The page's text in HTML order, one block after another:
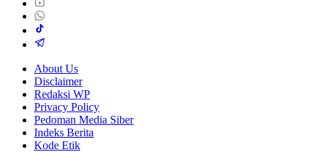
About Us
Disclaimer
Redaksi WP
Privacy Policy
Pedoman Media Siber
Indeks Berita
Kode Etik